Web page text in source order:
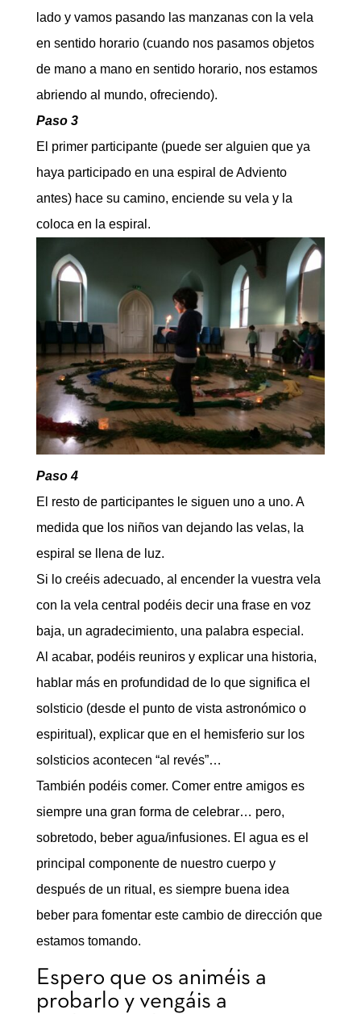
lado y vamos pasando las manzanas con la vela
en sentido horario (cuando nos pasamos objetos
de mano a mano en sentido horario, nos estamos
abriendo al mundo, ofreciendo).
Paso 3
El primer participante (puede ser alguien que ya
haya participado en una espiral de Adviento
antes) hace su camino, enciende su vela y la
coloca en la espiral.
Paso 4
El resto de participantes le siguen uno a uno. A
medida que los niños van dejando las velas, la
espiral se llena de luz.
Si lo creéis adecuado, al encender la vuestra vela
con la vela central podéis decir una frase en voz
baja, un agradecimiento, una palabra especial.
Al acabar, podéis reuniros y explicar una historia,
hablar más en profundidad de lo que significa el
solsticio (desde el punto de vista astronómico o
espiritual), explicar que en el hemisferio sur los
solsticios acontecen “al revés”…
También podéis comer. Comer entre amigos es
siempre una gran forma de celebrar… pero,
sobretodo, beber agua/infusiones. El agua es el
principal componente de nuestro cuerpo y
después de un ritual, es siempre buena idea
beber para fomentar este cambio de dirección que
estamos tomando.
Espero que os animéis a
probarlo y vengáis a